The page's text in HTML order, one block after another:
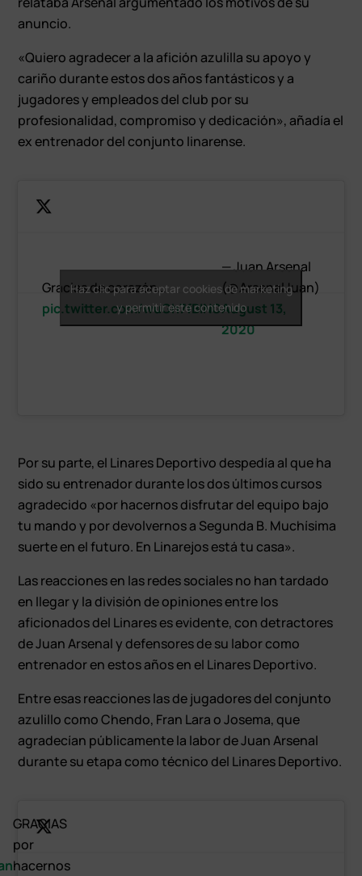
anuncio.
«Quiero agradecer a la afición azulilla su apoyo y
cariño durante estos dos años fantásticos y a
jugadores y empleados del club por su
profesionalidad, compromiso y dedicación», añadía el
ex entrenador del conjunto linarense.
Gracias de corazón…
pic.twitter.com/wuGh7fBING
— Juan Arsenal
(@ArsenalJuan)
August 13,
2020
Haz clic para aceptar cookies de marketing
y permitir este contenido
Por su parte, el Linares Deportivo despedía al que ha
sido su entrenador durante los dos últimos cursos
agradecido «por hacernos disfrutar del equipo bajo
tu mando y por devolvernos a Segunda B. Muchísima
suerte en el futuro. En Linarejos está tu casa».
Las reacciones en las redes sociales no han tardado
en llegar y la división de opiniones entre los
aficionados del Linares es evidente, con detractores
de Juan Arsenal y defensores de su labor como
entrenador en estos años en el Linares Deportivo.
Entre esas reacciones las de jugadores del conjunto
azulillo como Chendo, Fran Lara o Josema, que
agradecían públicamente la labor de Juan Arsenal
durante su etapa como técnico del Linares Deportivo.
GRACIAS
por
hacernos